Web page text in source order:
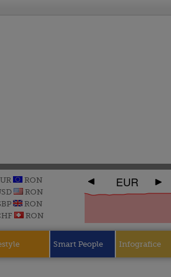
RON
RON
RON
RON
EUR
Smart People Infografice